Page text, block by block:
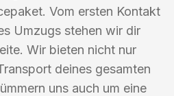
Vom ersten Kontakt
Umzugs stehen wir dir
Wir bieten nicht nur
deines gesamten
uns auch um eine